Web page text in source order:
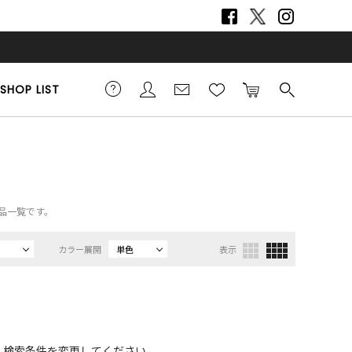
SHOP LIST
覧です。
カラー展開 単色 表示